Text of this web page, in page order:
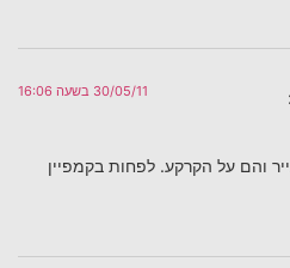
30/05/11 בשעה 16:06
והם על הקרקע. לפחות בקמפיין